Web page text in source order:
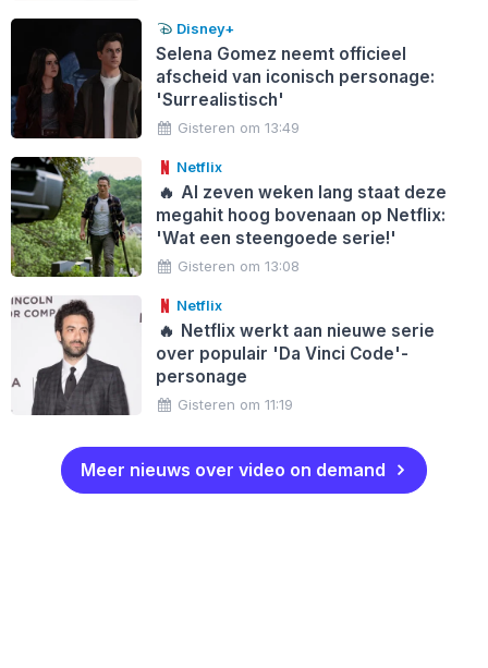
Disney+
Selena Gomez neemt officieel
afscheid van iconisch personage:
'Surrealistisch'
Gisteren om 13:49
Netflix
🔥 Al zeven weken lang staat deze
megahit hoog bovenaan op Netflix:
'Wat een steengoede serie!'
Gisteren om 13:08
Netflix
🔥 Netflix werkt aan nieuwe serie
over populair 'Da Vinci Code'-
personage
Gisteren om 11:19
Meer nieuws over video on demand